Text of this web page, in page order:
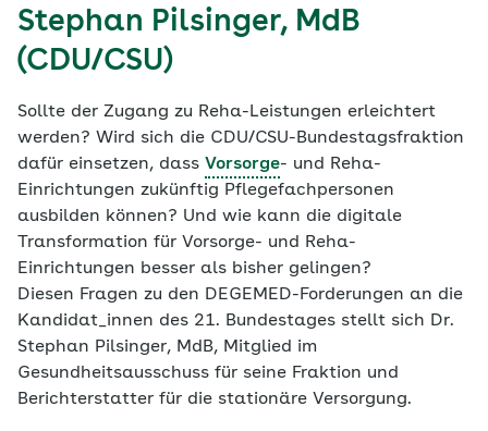
Stephan Pilsinger, MdB
(CDU/CSU)
Sollte der Zugang zu Reha-Leistungen erleichtert
werden? Wird sich die CDU/CSU-Bundestagsfraktion
dafür einsetzen, dass Vorsorge- und Reha-
Einrichtungen zukünftig Pflegefachpersonen
ausbilden können? Und wie kann die digitale
Transformation für Vorsorge- und Reha-
Einrichtungen besser als bisher gelingen?
Diesen Fragen zu den DEGEMED-Forderungen an die
Kandidat_innen des 21. Bundestages stellt sich Dr.
Stephan Pilsinger, MdB, Mitglied im
Gesundheitsausschuss für seine Fraktion und
Berichterstatter für die stationäre Versorgung.